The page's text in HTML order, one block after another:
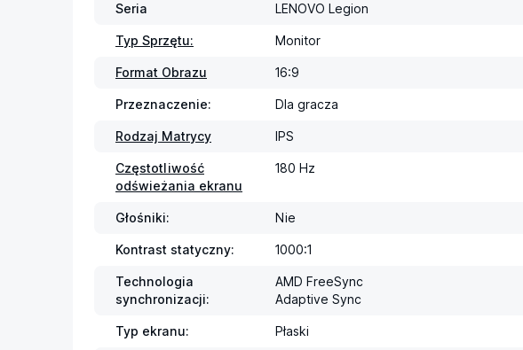
Seria LENOVO Legion
Typ Sprzętu: Monitor
Format Obrazu 16:9
Przeznaczenie: Dla gracza
Rodzaj Matrycy IPS
Częstotliwość
odświeżania ekranu
180 Hz
Głośniki: Nie
Kontrast statyczny: 1000:1
Technologia
synchronizacji:
AMD FreeSync
Adaptive Sync
Typ ekranu: Płaski